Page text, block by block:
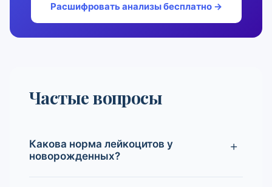
Расшифровать анализы бесплатно →
Частые вопросы
Какова норма лейкоцитов у
новорожденных?